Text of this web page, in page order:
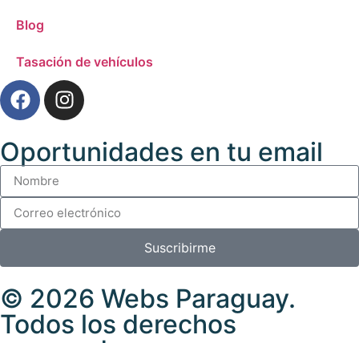
Blog
Tasación de vehículos
Oportunidades en tu email
Suscribirme
© 2026 Webs Paraguay.
Todos los derechos